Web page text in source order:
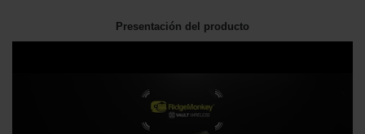
Presentación del producto